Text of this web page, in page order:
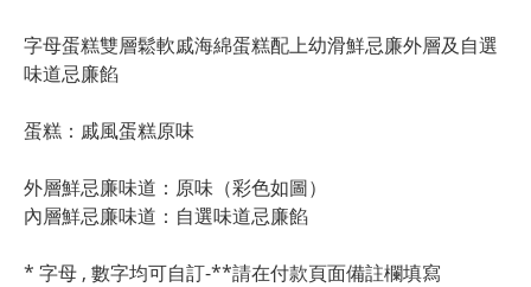
字母蛋糕雙層鬆軟戚海綿蛋糕配上幼滑鮮忌廉外層及自選
味道忌廉餡
蛋糕：戚風蛋糕原味
外層鮮忌廉味道：原味（彩色如圖）
內層鮮忌廉味道：自選味道忌廉餡
* 字母 , 數字均可自訂-**請在付款頁面備註欄填寫